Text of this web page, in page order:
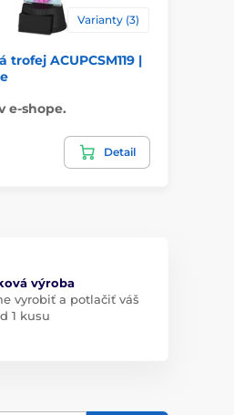
Varianty (3)
trofej ACUPCSM119 |
e-shope.
Detail
výroba
vyrobiť a potlačiť váš
1 kusu